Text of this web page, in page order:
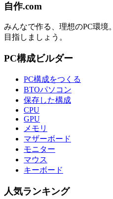
自作.com
みんなで作る、理想のPC環境。
目指しましょう。
PC構成ビルダー
PC構成をつくる
BTOパソコン
保存した構成
CPU
GPU
メモリ
マザーボード
モニター
マウス
キーボード
人気ランキング